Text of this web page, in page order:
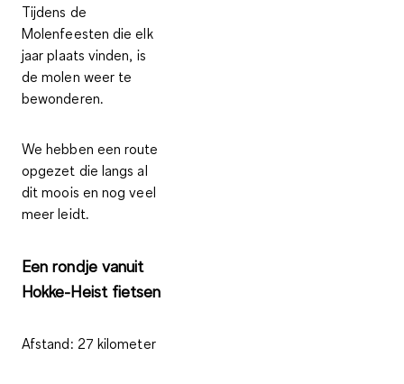
Tijdens de
Molenfeesten die elk
jaar plaats vinden, is
de molen weer te
bewonderen.
We hebben een route
opgezet die langs al
dit moois en nog veel
meer leidt.
Een rondje vanuit
Hokke-Heist fietsen
Afstand: 27 kilometer